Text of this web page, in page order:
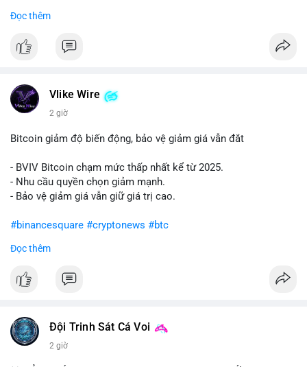
#binancesquare
$btc
📰 Nguồn: Cointelegraph
Đọc thêm
Vlike Wire
2 giờ
Bitcoin giảm độ biến động, bảo vệ giảm giá vẫn đắt
- BVIV Bitcoin chạm mức thấp nhất kể từ 2025.
- Nhu cầu quyền chọn giảm mạnh.
- Bảo vệ giảm giá vẫn giữ giá trị cao.
#binancesquare #cryptonews #btc
$btc
#vlikevn #titanbot
Đọc thêm
Đội Trinh Sát Cá Voi
2 giờ